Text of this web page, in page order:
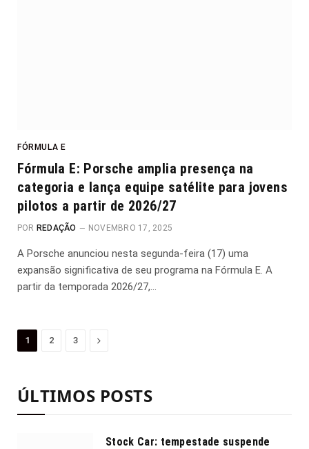
FÓRMULA E
Fórmula E: Porsche amplia presença na
categoria e lança equipe satélite para jovens
pilotos a partir de 2026/27
POR REDAÇÃO NOVEMBRO 17, 2025
A Porsche anunciou nesta segunda-feira (17) uma
expansão significativa de seu programa na Fórmula E. A
partir da temporada 2026/27,…
1 2 3 Proximo
ÚLTIMOS POSTS
Stock Car: tempestade suspende